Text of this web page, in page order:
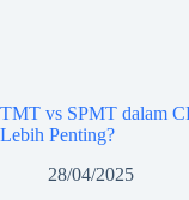
TMT vs SPMT dalam
Lebih Penting?
28/04/2025